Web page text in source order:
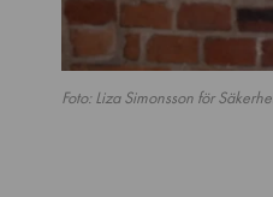
Foto: Liza Simonsson för